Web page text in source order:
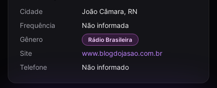
Cidade
João Câmara, RN
Frequência
Não informada
Gênero
Rádio Brasileira
Site
www.blogdojasao.com.br
Telefone
Não informado